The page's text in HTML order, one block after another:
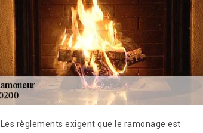
Les règlements exigent que le ramonage est